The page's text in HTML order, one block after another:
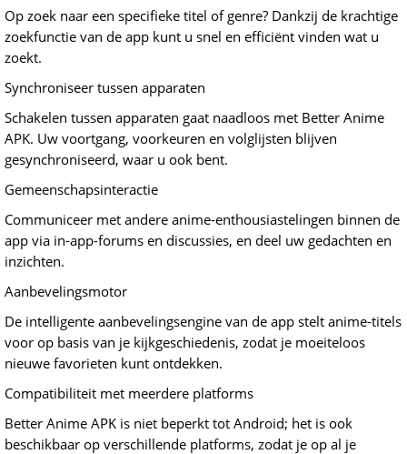
Op zoek naar een specifieke titel of genre? Dankzij de krachtige
zoekfunctie van de app kunt u snel en efficiënt vinden wat u
zoekt.
Synchroniseer tussen apparaten
Schakelen tussen apparaten gaat naadloos met Better Anime
APK. Uw voortgang, voorkeuren en volglijsten blijven
gesynchroniseerd, waar u ook bent.
Gemeenschapsinteractie
Communiceer met andere anime-enthousiastelingen binnen de
app via in-app-forums en discussies, en deel uw gedachten en
inzichten.
Aanbevelingsmotor
De intelligente aanbevelingsengine van de app stelt anime-titels
voor op basis van je kijkgeschiedenis, zodat je moeiteloos
nieuwe favorieten kunt ontdekken.
Compatibiliteit met meerdere platforms
Better Anime APK is niet beperkt tot Android; het is ook
beschikbaar op verschillende platforms, zodat je op al je